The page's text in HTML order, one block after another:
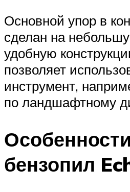
Основной упор в
сделан на
удобную
позволяет
инструмент,
по ландшафтному
Особенности
бензопил